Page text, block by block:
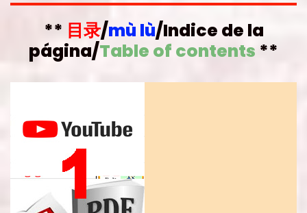
** 目录/mù lù/Indice de la
página/Table of contents **